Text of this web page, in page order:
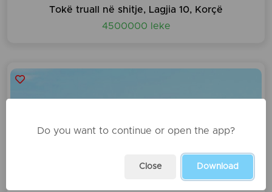
Tokë truall në shitje, Lagjia 10, Korçë
4500000 leke
Do you want to continue or open the app?
Close Download